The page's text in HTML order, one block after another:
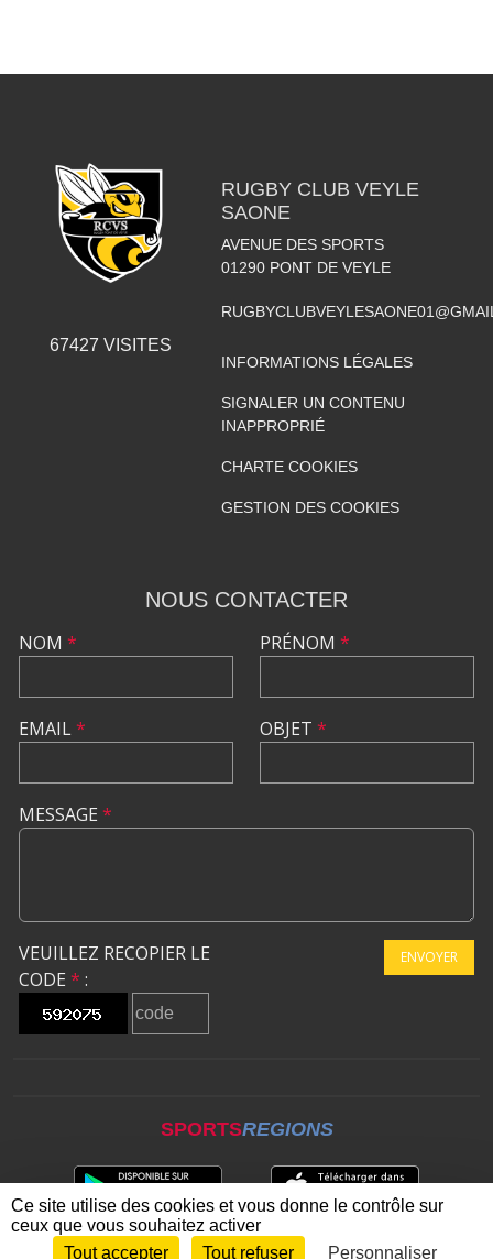
67427 VISITES
RUGBY CLUB VEYLE
SAONE
AVENUE DES SPORTS
01290 PONT DE VEYLE
INFORMATIONS LÉGALES
SIGNALER UN CONTENU
INAPPROPRIÉ
CHARTE COOKIES
GESTION DES COOKIES
NOUS CONTACTER
NOM *
EMAIL*
PRÉNOM *
OBJET *
MESSAGE *
VEUILLEZ RECOPIER LE
CODE * :
ENVOYER
SPORTSREGIONS
Envie de participer ? CONNEXION
Ce site utilise des cookies et vous donne le contrôle sur
ceux que vous souhaitez activer
Tout accepter
Tout refuser Personnaliser